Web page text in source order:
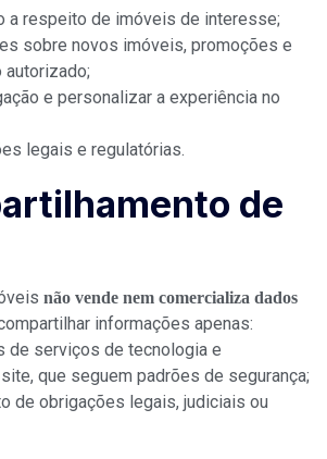
a respeito de imóveis de interesse;
sobre novos imóveis, promoções e
autorizado;
e personalizar a experiência no
legais e regulatórias.
de
não vende nem comercializa dados
informações apenas:
de serviços de tecnologia e
que seguem padrões de segurança;
de obrigações legais, judiciais ou